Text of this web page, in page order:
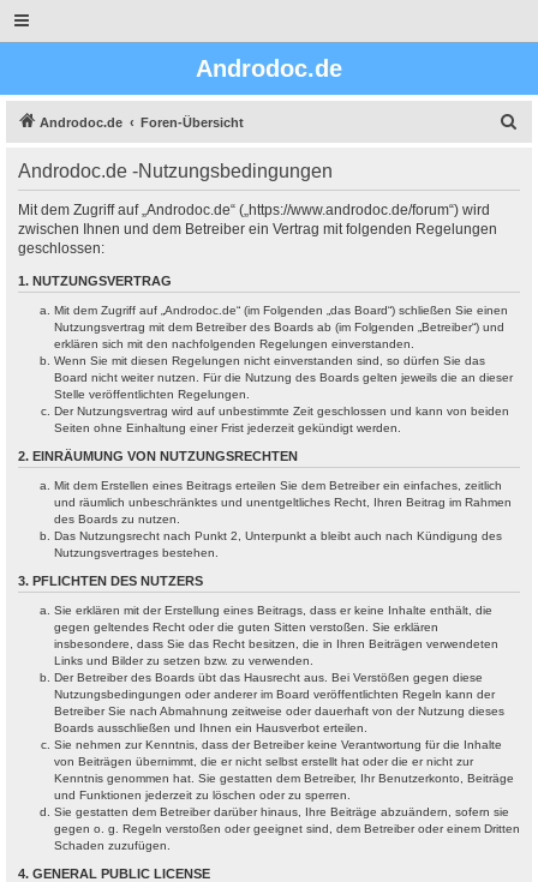
Androdoc.de
Androdoc.de Foren-Übersicht
Androdoc.de -Nutzungsbedingungen
Mit dem Zugriff auf „Androdoc.de“ („https://www.androdoc.de/forum“) wird
zwischen Ihnen und dem Betreiber ein Vertrag mit folgenden Regelungen
geschlossen:
1. NUTZUNGSVERTRAG
Mit dem Zugriff auf „Androdoc.de“ (im Folgenden „das Board“) schließen Sie einen
Nutzungsvertrag mit dem Betreiber des Boards ab (im Folgenden „Betreiber“) und
erklären sich mit den nachfolgenden Regelungen einverstanden.
Wenn Sie mit diesen Regelungen nicht einverstanden sind, so dürfen Sie das
Board nicht weiter nutzen. Für die Nutzung des Boards gelten jeweils die an dieser
Stelle veröffentlichten Regelungen.
Der Nutzungsvertrag wird auf unbestimmte Zeit geschlossen und kann von beiden
Seiten ohne Einhaltung einer Frist jederzeit gekündigt werden.
2. EINRÄUMUNG VON NUTZUNGSRECHTEN
Mit dem Erstellen eines Beitrags erteilen Sie dem Betreiber ein einfaches, zeitlich
und räumlich unbeschränktes und unentgeltliches Recht, Ihren Beitrag im Rahmen
des Boards zu nutzen.
Das Nutzungsrecht nach Punkt 2, Unterpunkt a bleibt auch nach Kündigung des
Nutzungsvertrages bestehen.
3. PFLICHTEN DES NUTZERS
Sie erklären mit der Erstellung eines Beitrags, dass er keine Inhalte enthält, die
gegen geltendes Recht oder die guten Sitten verstoßen. Sie erklären
insbesondere, dass Sie das Recht besitzen, die in Ihren Beiträgen verwendeten
Links und Bilder zu setzen bzw. zu verwenden.
Der Betreiber des Boards übt das Hausrecht aus. Bei Verstößen gegen diese
Nutzungsbedingungen oder anderer im Board veröffentlichten Regeln kann der
Betreiber Sie nach Abmahnung zeitweise oder dauerhaft von der Nutzung dieses
Boards ausschließen und Ihnen ein Hausverbot erteilen.
Sie nehmen zur Kenntnis, dass der Betreiber keine Verantwortung für die Inhalte
von Beiträgen übernimmt, die er nicht selbst erstellt hat oder die er nicht zur
Kenntnis genommen hat. Sie gestatten dem Betreiber, Ihr Benutzerkonto, Beiträge
und Funktionen jederzeit zu löschen oder zu sperren.
Sie gestatten dem Betreiber darüber hinaus, Ihre Beiträge abzuändern, sofern sie
gegen o. g. Regeln verstoßen oder geeignet sind, dem Betreiber oder einem Dritten
Schaden zuzufügen.
4. GENERAL PUBLIC LICENSE